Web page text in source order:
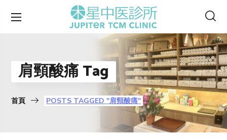
肩頸酸痛 Tag
首頁 POSTS TAGGED "肩頸酸痛"